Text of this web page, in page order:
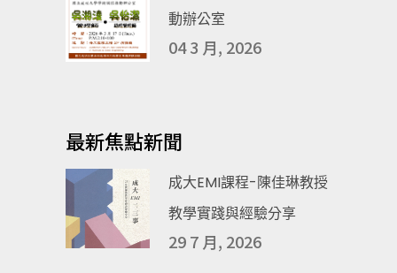
動辦公室
04 3 月, 2026
最新焦點新聞
成大EMI課程-陳佳琳教授
教學實踐與經驗分享
29 7 月, 2026